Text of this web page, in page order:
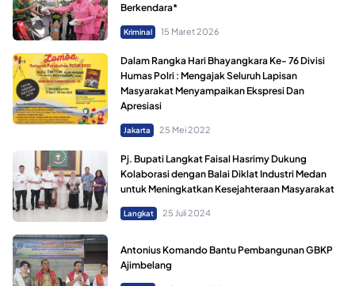
Berkendara*
Kriminal 15 Maret 2026
Dalam Rangka Hari Bhayangkara Ke- 76 Divisi
Humas Polri : Mengajak Seluruh Lapisan
Masyarakat Menyampaikan Ekspresi Dan
Apresiasi
Jakarta 25 Mei 2022
Pj. Bupati Langkat Faisal Hasrimy Dukung
Kolaborasi dengan Balai Diklat Industri Medan
untuk Meningkatkan Kesejahteraan Masyarakat
Langkat 25 Juli 2024
Antonius Komando Bantu Pembangunan GBKP
Ajimbelang